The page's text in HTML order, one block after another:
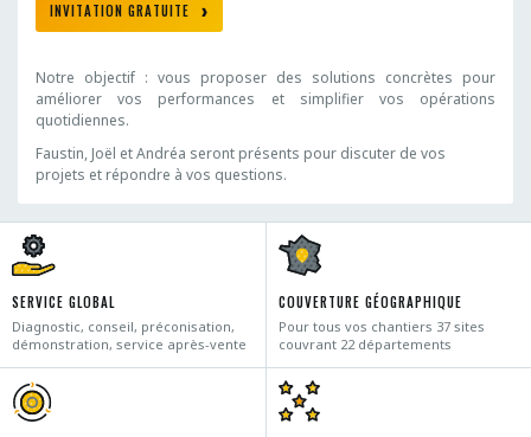
INVITATION GRATUITE
Notre objectif : vous proposer des solutions concrètes pour
améliorer vos performances et simplifier vos opérations
quotidiennes.
Faustin, Joël et Andréa seront présents pour discuter de vos
projets et répondre à vos questions.
SERVICE GLOBAL
Diagnostic, conseil, préconisation,
démonstration, service après-vente
COUVERTURE GÉOGRAPHIQUE
Pour tous vos chantiers 37 sites
couvrant 22 départements